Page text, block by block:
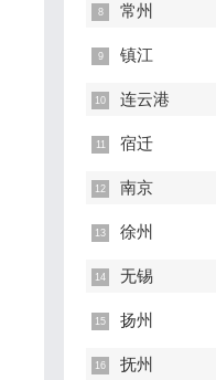
常州
镇江
连云港
宿迁
南京
徐州
无锡
扬州
抚州